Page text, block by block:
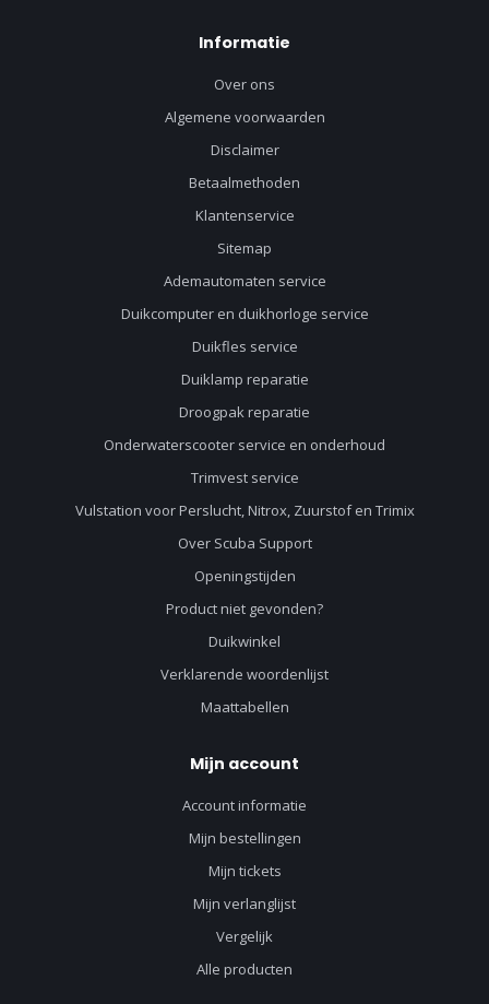
Informatie
Over ons
Algemene voorwaarden
Disclaimer
Betaalmethoden
Klantenservice
Sitemap
Ademautomaten service
Duikcomputer en duikhorloge service
Duikfles service
Duiklamp reparatie
Droogpak reparatie
Onderwaterscooter service en onderhoud
Trimvest service
Vulstation voor Perslucht, Nitrox, Zuurstof en Trimix
Over Scuba Support
Openingstijden
Product niet gevonden?
Duikwinkel
Verklarende woordenlijst
Maattabellen
Mijn account
Account informatie
Mijn bestellingen
Mijn tickets
Mijn verlanglijst
Vergelijk
Alle producten